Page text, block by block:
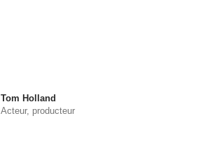
Tom Holland
Acteur, producteur